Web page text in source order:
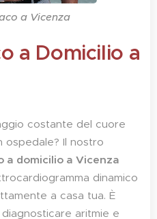
a Vicenza
a Domicilio a
costante del cuore
ospedale? Il nostro
a domicilio a Vicenza
dinamico
a casa tua. È
aritmie e